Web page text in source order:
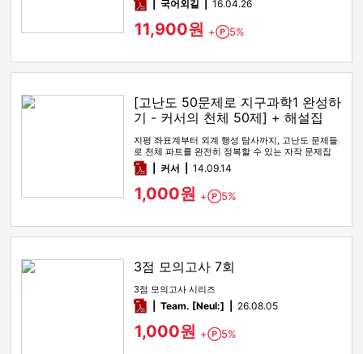
pdf국어외길 16.04.26
11,900원 + Point
5%
[고난도 50문제로 지구과학1 완성하
기 - 커서의 천체 50제] + 해설집
지평 좌표계부터 외계 행성 탐사까지, 고난도 문제들
로 천체 파트를 완전히 정복할 수 있는 자작 문제집
pdf커서 14.09.14
1,000원 + Point
5%
3점 모의고사 7회
3점 모의고사 시리즈
pdfTeam. [Neul:] 26.08.05
1,000원 + Point
5%